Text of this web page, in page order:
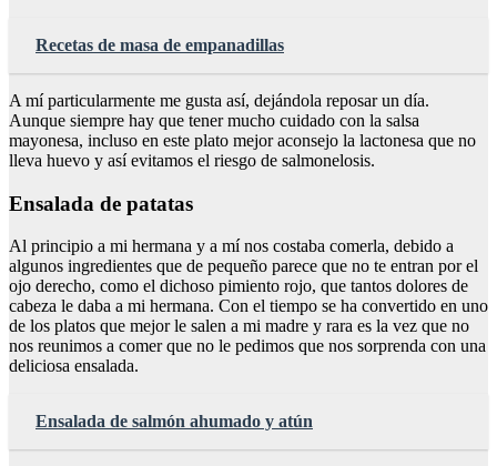
Recetas de masa de empanadillas
A mí particularmente me gusta así, dejándola reposar un día.
Aunque siempre hay que tener mucho cuidado con la salsa
mayonesa, incluso en este plato mejor aconsejo la lactonesa que no
lleva huevo y así evitamos el riesgo de salmonelosis.
Ensalada de patatas
Al principio a mi hermana y a mí nos costaba comerla, debido a
algunos ingredientes que de pequeño parece que no te entran por el
ojo derecho, como el dichoso pimiento rojo, que tantos dolores de
cabeza le daba a mi hermana. Con el tiempo se ha convertido en uno
de los platos que mejor le salen a mi madre y rara es la vez que no
nos reunimos a comer que no le pedimos que nos sorprenda con una
deliciosa ensalada.
Ensalada de salmón ahumado y atún